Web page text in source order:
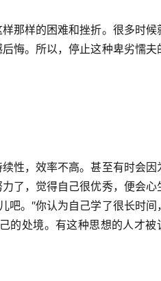
那样的困难和挫折。很多时候
悔。所以，停止这种卑劣懦夫
性，效率不高。甚至有时会因
了，觉得自己很优秀，便会心
吧。″你认为自己学了很长时间
的处境。有这种思想的人才被